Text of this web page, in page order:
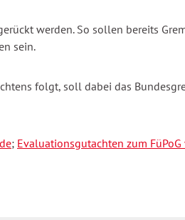
werden. So sollen bereits
sein.
folgt, soll dabei das
; Evaluationsgutachten zum FüPoG